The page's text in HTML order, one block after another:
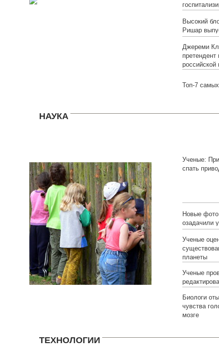
Высокий
Ришар
Джереми
претендент
российской
Топ-7
НАУКА
Ученые:
спать
Новые
озадачили
Ученые
планеты
Ученые
Биологи
чувства
мозге
ТЕХНОЛОГИИ